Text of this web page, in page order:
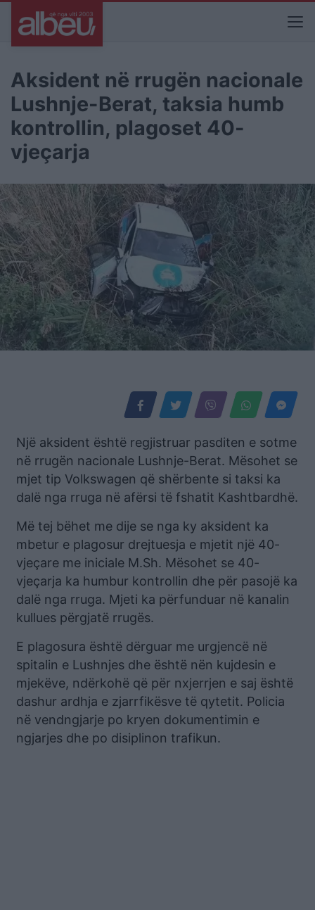
Aksident në rrugën nacionale
Lushnje-Berat, taksia humb
kontrollin, plagoset 40-
vjeçarja
Një aksident është regjistruar pasditen e sotme
në rrugën nacionale Lushnje-Berat. Mësohet se
mjet tip Volkswagen që shërbente si taksi ka
dalë nga rruga në afërsi të fshatit Kashtbardhë.
Më tej bëhet me dije se nga ky aksident ka
mbetur e plagosur drejtuesja e mjetit një 40-
vjeçare me iniciale M.Sh. Mësohet se 40-
vjeçarja ka humbur kontrollin dhe për pasojë ka
dalë nga rruga. Mjeti ka përfunduar në kanalin
kullues përgjatë rrugës.
E plagosura është dërguar me urgjencë në
spitalin e Lushnjes dhe është nën kujdesin e
mjekëve, ndërkohë që për nxjerrjen e saj është
dashur ardhja e zjarrfikësve të qytetit. Policia
në vendngjarje po kryen dokumentimin e
ngjarjes dhe po disiplinon trafikun.